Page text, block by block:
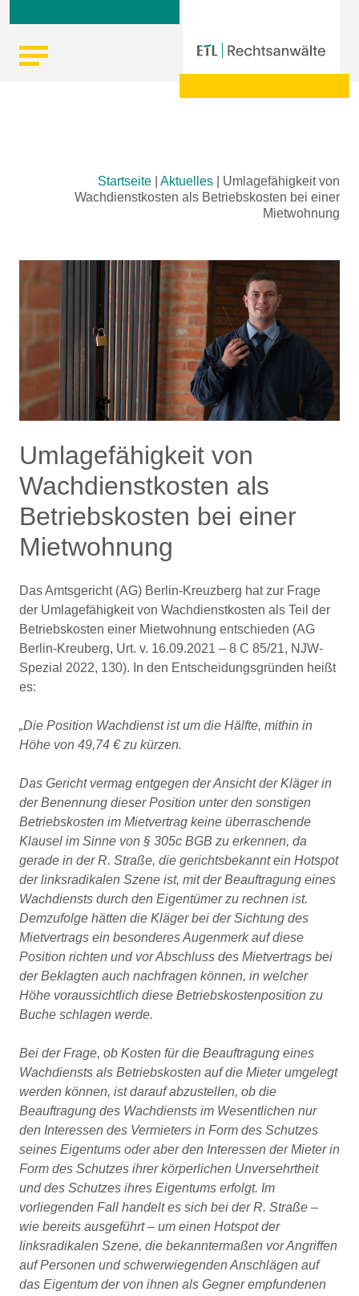
Startseite Aktuelles
Umlagefähigkeit von
Wachdienstkosten als Betriebskosten bei einer
Mietwohnung
Umlagefähigkeit von
Wachdienstkosten als
Betriebskosten bei einer
Mietwohnung
Das Amtsgericht (AG) Berlin-Kreuzberg hat zur Frage
der Umlagefähigkeit von Wachdienstkosten als Teil der
Betriebskosten einer Mietwohnung entschieden (AG
Berlin-Kreuberg, Urt. v. 16.09.2021 – 8 C 85/21, NJW-
Spezial 2022, 130). In den Entscheidungsgründen heißt
es:
„Die Position Wachdienst ist um die Hälfte, mithin in
Höhe von 49,74 € zu kürzen.
Das Gericht vermag entgegen der Ansicht der Kläger in
der Benennung dieser Position unter den sonstigen
Betriebskosten im Mietvertrag keine überraschende
Klausel im Sinne von § 305c BGB zu erkennen, da
gerade in der R. Straße, die gerichtsbekannt ein Hotspot
der linksradikalen Szene ist, mit der Beauftragung eines
Wachdiensts durch den Eigentümer zu rechnen ist.
Demzufolge hätten die Kläger bei der Sichtung des
Mietvertrags ein besonderes Augenmerk auf diese
Position richten und vor Abschluss des Mietvertrags bei
der Beklagten auch nachfragen können, in welcher
Höhe voraussichtlich diese Betriebskostenposition zu
Buche schlagen werde.
Bei der Frage, ob Kosten für die Beauftragung eines
Wachdiensts als Betriebskosten auf die Mieter umgelegt
werden können, ist darauf abzustellen, ob die
Beauftragung des Wachdiensts im Wesentlichen nur
den Interessen des Vermieters in Form des Schutzes
seines Eigentums oder aber den Interessen der Mieter in
Form des Schutzes ihrer körperlichen Unversehrtheit
und des Schutzes ihres Eigentums erfolgt. Im
vorliegenden Fall handelt es sich bei der R. Straße –
wie bereits ausgeführt – um einen Hotspot der
linksradikalen Szene, die bekanntermaßen vor Angriffen
auf Personen und schwerwiegenden Anschlägen auf
das Eigentum der von ihnen als Gegner empfundenen